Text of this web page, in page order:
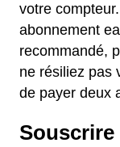
votre
abonnement
recommandé,
ne résiliez pas
de payer deux
Souscrire